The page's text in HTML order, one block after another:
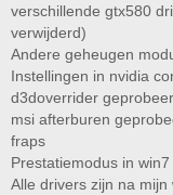
verschillende gtx580
verwijderd)
Andere geheugen
Instellingen in nvidia
d3doverrider
msi afterburen
fraps
Prestatiemodus in
Alle drivers zijn na